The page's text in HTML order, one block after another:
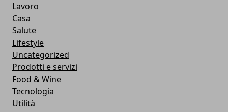
Lavoro
Casa
Salute
Lifestyle
Uncategorized
Prodotti e servizi
Food & Wine
Tecnologia
Utilità